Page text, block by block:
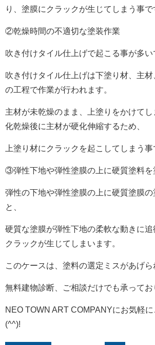
り、塗膜にクラックが生じてしまう事で
②乾燥時間の不適切な塗装作業
吹き付けタイル仕上げで起こる事が多い
吹き付けタイル仕上げは下塗り材、主
の工程で作業が行われます。
主材が未乾燥のまま、上塗りをかけて
化乾燥後に主材が硬化伸縮するため、
上塗り材にクラックを起こしてしまう事
③弾性下地や弾性塗膜の上に硬質塗料を
弾性の下地や弾性塗膜の上に硬質塗膜の
と、
硬質な塗膜が弾性下地の柔軟な動きに
クラックが生じてしまいます。
このケースは、塗料の選定ミスがあげら
無料建物診断、ご相談だけでも承って
NEO TOWN ART COMPANYにお気軽
(^^)!